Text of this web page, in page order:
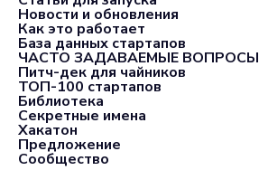
Новости и обновления
Как это работает
База данных стартапов
ЧАСТО ЗАДАВАЕМЫЕ ВОПРОСЫ
Питч-дек для чайников
ТОП-100 стартапов
Библиотека
Секретные имена
Хакатон
Предложение
Сообщество